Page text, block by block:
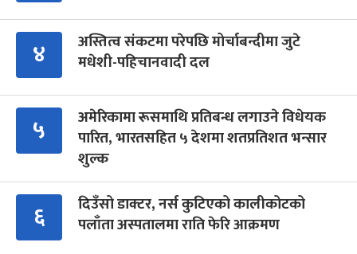
४
अस्तित्व संकटमा परेपछि मोर्चाबन्दीमा जुटे
मधेशी-पहिचानवादी दल
५
अमेरिकामा रूसमाथि प्रतिबन्ध लगाउने विधेयक
पारित, भारतसहित ५ देशमा शतप्रतिशत भन्सार
शुल्क
६
दिउँसो डाक्टर, नर्स कुटिएको कालीकोटको
पलाँता अस्पतालमा राति फेरि आक्रमण